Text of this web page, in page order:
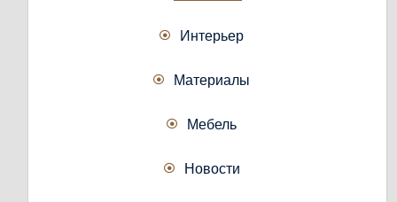
Интерьер
Материалы
Мебель
Новости